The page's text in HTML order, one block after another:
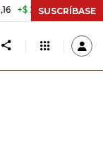
+0,58%
SUSCRÍBASE